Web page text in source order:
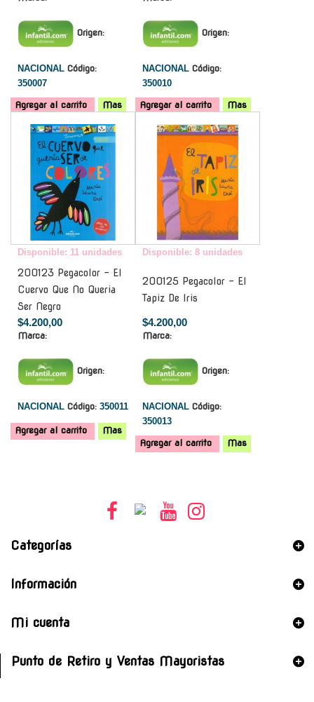
Origen:
NACIONAL Código:
350007
Agregar al carrito Mas
Origen:
NACIONAL Código:
350010
Agregar al carrito
Mas
Disponible: 11 unidades
200123 Pegacolor - El
Cuervo Que No Queria
Ser Negro
$4.200,00
Marca:
Origen:
NACIONAL Código: 350011
Agregar al carrito Mas
Disponible: 8 unidades
200125 Pegacolor - El
Tapiz De Iris
$4.200,00
Marca:
Origen:
NACIONAL Código:
350013
Agregar al carrito Mas
Categorías
Información
Mi cuenta
Punto de Retiro y Ventas Mayoristas